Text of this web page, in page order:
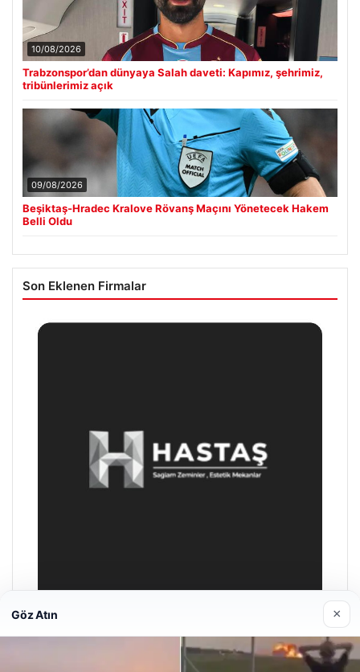
10/08/2026
Trabzonspor’dan dünyaya Salah daveti: Kapımız, şehrimiz,
tribünlerimiz açık
09/08/2026
Beşiktaş-Hradec Kralove Rövanş Maçını Yönetecek Hakem
Belli Oldu
Son Eklenen Firmalar
Prenses Night Club
Göz Atın ×